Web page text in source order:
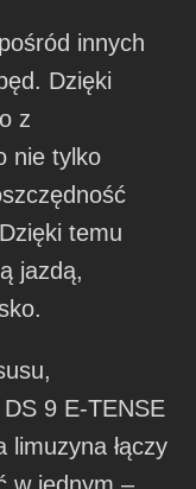
innych
Dzięki
z
nie tylko
temu
jazdą,
9 E-TENSE
limuzyna łączy